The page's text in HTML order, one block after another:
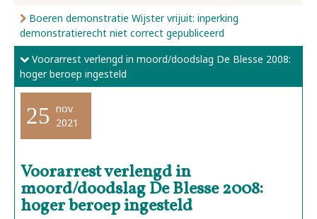
Boeren demonstratie Wijster vrijuit: inperking
demonstratierecht niet correct gepubliceerd
Voorarrest verlengd in moord/doodslag De Blesse 2008:
hoger beroep ingesteld
25 nov
2021
Voorarrest verlengd in
moord/doodslag De Blesse 2008:
hoger beroep ingesteld